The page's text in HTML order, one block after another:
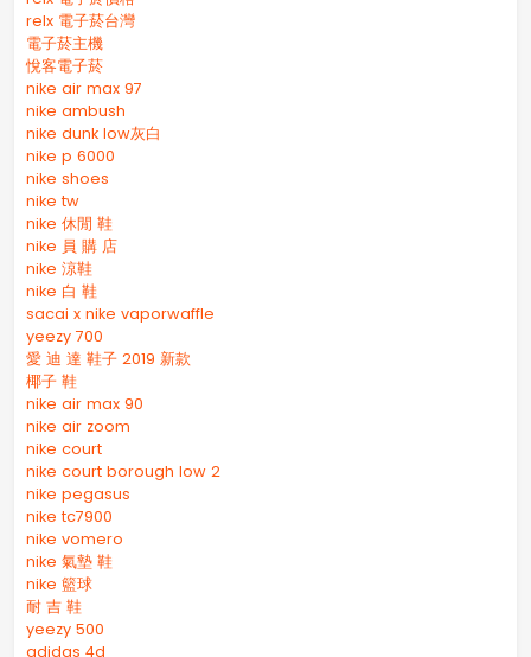
relx 電子菸台灣
電子菸主機
悅客電子菸
nike air max 97
nike ambush
nike dunk low灰白
nike p 6000
nike shoes
nike tw
nike 休閒 鞋
nike 員 購 店
nike 涼鞋
nike 白 鞋
sacai x nike vaporwaffle
yeezy 700
愛 迪 達 鞋子 2019 新款
椰子 鞋
nike air max 90
nike air zoom
nike court
nike court borough low 2
nike pegasus
nike tc7900
nike vomero
nike 氣墊 鞋
nike 籃球
耐 吉 鞋
yeezy 500
adidas 4d